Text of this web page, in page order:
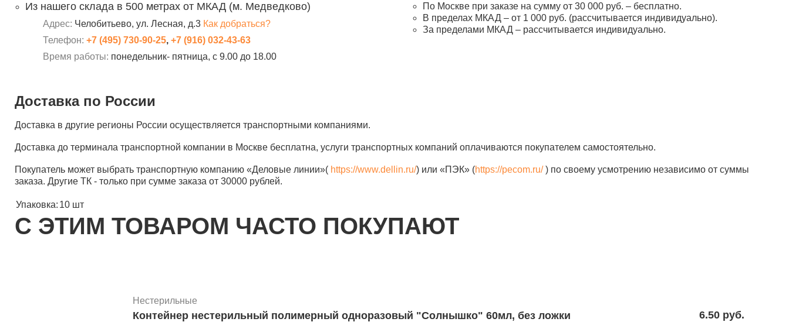
Из нашего склада в 500 метрах от МКАД (м. Медведково)
Адрес: Челобитьево, ул. Лесная, д.3 Как добраться?
Телефон: +7 (495) 730-90-25, +7 (916) 032-43-63
Время работы: понедельник- пятница, с 9.00 до 18.00
По Москве при заказе на сумму от 30 000 руб. – бесплатно.
В пределах МКАД – от 1 000 руб. (рассчитывается индивидуально).
За пределами МКАД – рассчитывается индивидуально.
Доставка по России
Доставка в другие регионы России осуществляется транспортными компаниями.
Доставка до терминала транспортной компании в Москве бесплатна, услуги транспортных компаний оплачиваются покупателем самостоятельно.
Покупатель может выбрать транспортную компанию «Деловые линии»( https://www.dellin.ru/) или «ПЭК» (https://pecom.ru/) по своему усмотрению независимо от суммы
заказа. Другие ТК - только при сумме заказа от 30000 рублей.
Упаковка: 10 шт
С ЭТИМ ТОВАРОМ ЧАСТО ПОКУПАЮТ
Нестерильные
Контейнер нестерильный полимерный одноразовый "Солнышко" 60мл, без ложки
6.50 руб.